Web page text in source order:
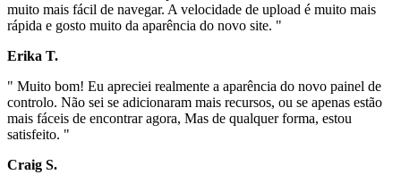
muito mais fácil de navegar. A velocidade de upload é muito mais
rápida e gosto muito da aparência do novo site. "
Erika T.
" Muito bom! Eu apreciei realmente a aparência do novo painel de
controlo. Não sei se adicionaram mais recursos, ou se apenas estão
mais fáceis de encontrar agora, Mas de qualquer forma, estou
satisfeito. "
Craig S.